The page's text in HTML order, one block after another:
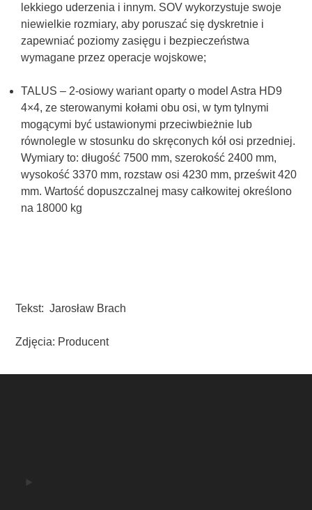
lekkiego uderzenia i innym. SOV wykorzystuje swoje
niewielkie rozmiary, aby poruszać się dyskretnie i
zapewniać poziomy zasięgu i bezpieczeństwa
wymagane przez operacje wojskowe;
TALUS – 2-osiowy wariant oparty o model Astra HD9
4×4, ze sterowanymi kołami obu osi, w tym tylnymi
mogącymi być ustawionymi przeciwbieżnie lub
równolegle w stosunku do skręconych kół osi przedniej.
Wymiary to: długość 7500 mm, szerokość 2400 mm,
wysokość 3370 mm, rozstaw osi 4230 mm, prześwit 420
mm. Wartość dopuszczalnej masy całkowitej określono
na 18000 kg
Tekst: Jarosław Brach
Zdjęcia: Producent